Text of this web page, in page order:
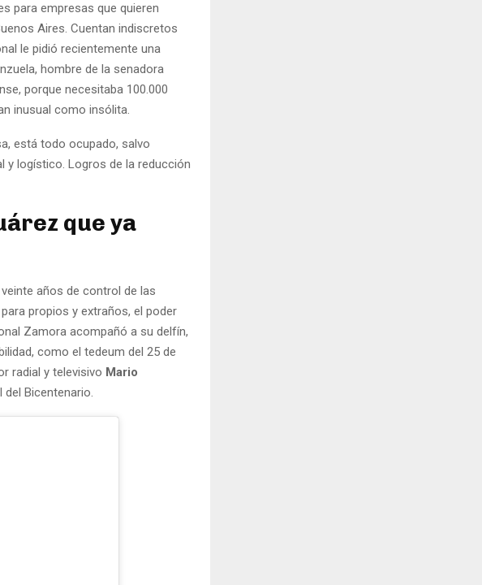
para empresas que quieren
Aires. Cuentan indiscretos
le pidió recientemente una
hombre de la senadora
porque necesitaba 100.000
inusual como insólita.
está todo ocupado, salvo
y logístico. Logros de la reducción
que ya
años de control de las
propios y extraños, el poder
Zamora acompañó a su delfín,
como el tedeum del 25 de
radial y televisivo Mario
Bicentenario.